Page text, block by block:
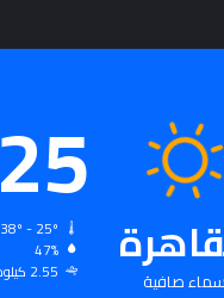
سماء صافية
25
47%
2.55 كيلومتر/ساعة